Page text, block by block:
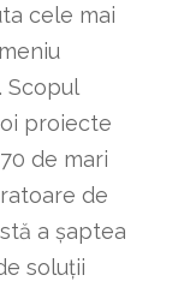
cele mai
Scopul
proiecte
de mari
de
a șaptea
soluții